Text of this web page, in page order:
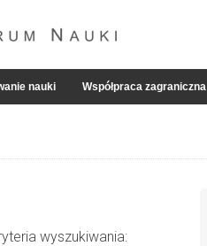
nauki Współpraca zagraniczna
wyszukiwania: